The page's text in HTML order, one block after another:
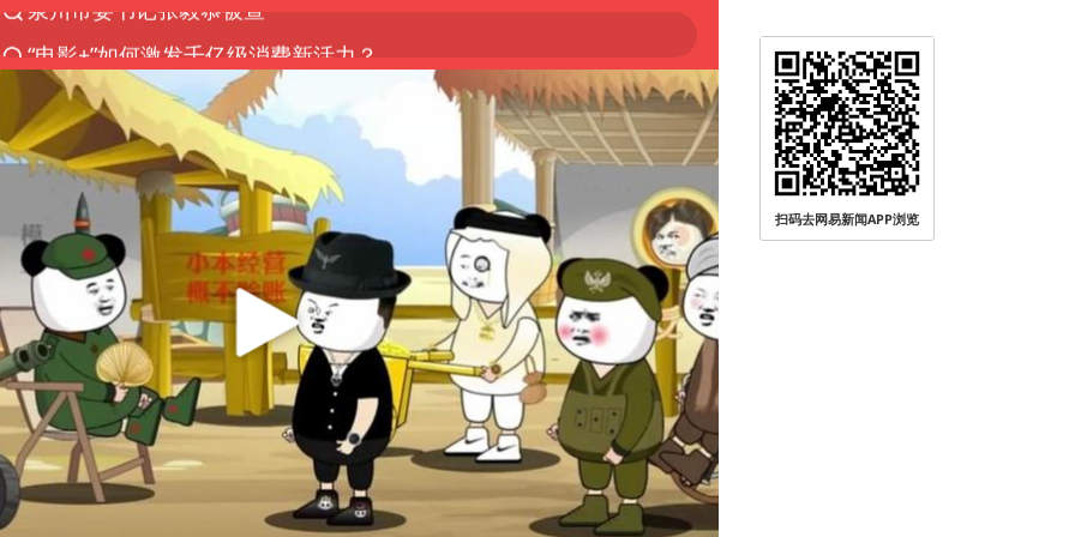
上海：台风白海豚或将带来龙卷风
陈垣宇0-3张禹珍 国乒男单全军覆没
秋天的第一杯奶茶到底有多火
中巨芯：上半年归母净利润1405.77万元
四川宜宾高县4.9级地震致1死
东航：国内客票提前14天免费退改
美股存储板块集体大跌
日本试射“战斧”导弹，国防部回应
广东雷州通报特教老师招聘违规事件
百花奖开幕式
扫码去网易新闻APP浏览